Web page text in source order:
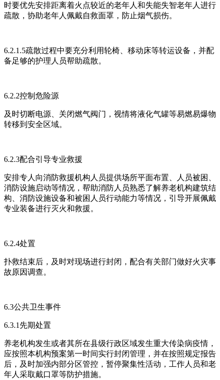
时要优先安排距离着火点较近的老年人和失能失智老年人进行
疏散，协助老年人佩戴自救面罩，防止烟气损伤。
6.2.1.5疏散过程中要充分利用轮椅、移动床等转运设备，并配
备足够的护理人员帮助疏散。
6.2.2控制危险源
及时切断电源、关闭燃气阀门，视情将液化气罐等易燃易爆物
转移到安全区域。
6.2.3配合引导专业救援
安排专人向消防救援机构人员提供场所平面布置、人员被困、
消防设施启动等情况，帮助消防人员熟悉了解养老机构建筑结
构、消防设施设备和被困人员行动能力等情况，引导开展佩戴
专业装备进行灭火和救援。
6.2.4处置
扑救结束后，及时对现场进行封闭，配合有关部门做好火灾事
故原因调查。
6.3公共卫生事件
6.3.1先期处置
养老机构发生或者其所在县级行政区域发生重大传染病疫情，
应按照本机构预案第一时间实行封闭管理，并在按照规定报告
后，及时加强内部分区管控，暂停聚集性活动，工作人员和老
年人采取戴口罩等防护措施。